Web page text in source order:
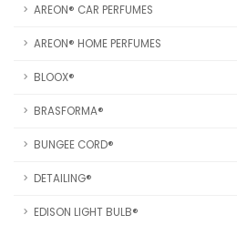
AREON® CAR PERFUMES
AREON® HOME PERFUMES
BLOOX®
BRASFORMA®
BUNGEE CORD®
DETAILING®
EDISON LIGHT BULB®